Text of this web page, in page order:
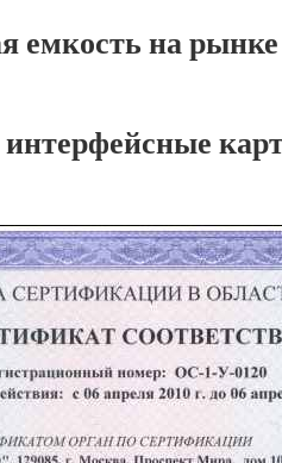
емкость на